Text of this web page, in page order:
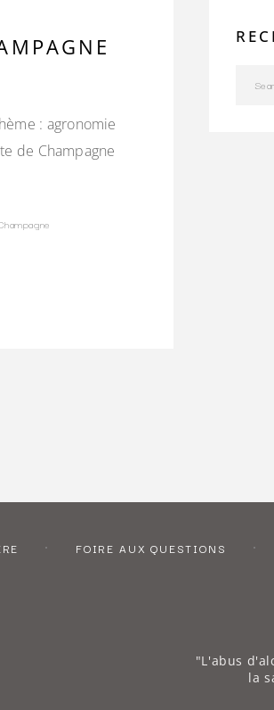
: agronomie
de Champagne
FOIRE AUX QUESTIONS
"L'abus
la